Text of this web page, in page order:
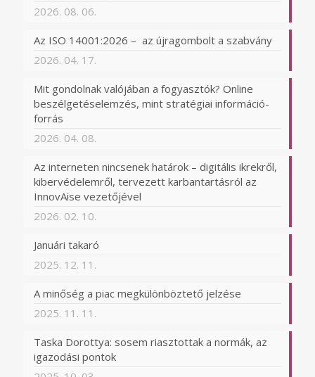
2026. 08. 06.
Az ISO 14001:2026 – az újragombolt a szabvány
2026. 04. 17.
Mit gondolnak valójában a fogyasztók? Online
beszélgetéselemzés, mint stratégiai információ-
forrás
2026. 04. 08.
Az interneten nincsenek határok – digitális ikrekről,
kibervédelemről, tervezett karbantartásról az
InnovAise vezetőjével
2026. 02. 10.
Januári takaró
2025. 12. 11.
A minőség a piac megkülönböztető jelzése
2025. 11. 11.
Taska Dorottya: sosem riasztottak a normák, az
igazodási pontok